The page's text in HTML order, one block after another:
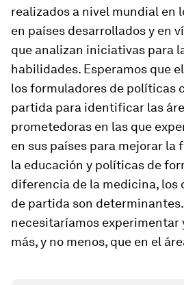
realizados a nivel mundial en
en países desarrollados y en
que analizan iniciativas para
habilidades. Esperamos que
los formuladores de políticas
partida para identificar las
prometedoras en las que
en sus países para mejorar la
la educación y políticas de
diferencia de la medicina, los
de partida son determinantes.
necesitaríamos experimentar
más, y no menos, que en el